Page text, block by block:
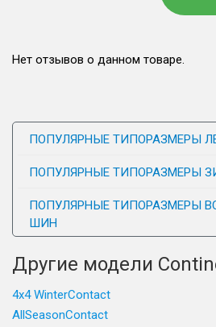
Нет отзывов о данном товаре.
ПОПУЛЯРНЫЕ ТИПОРАЗМЕРЫ
ПОПУЛЯРНЫЕ ТИПОРАЗМЕРЫ
ПОПУЛЯРНЫЕ ТИПОРАЗМЕРЫ
ШИН
Другие модели
4x4 WinterContact
AllSeasonContact